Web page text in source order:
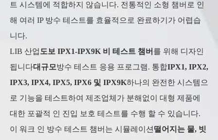
트 시스템에 적합하지 않습니다. 전통적인 소형 챔버로 인
해 여러 IP 방수 테스트를 효율적으로 완료하기가 어렵습
니다.
LIB 산업 도보 IPX1-IPX9K 비 테스트 챔버 를 위해 디자인
됩니다대규모방수 테스트 응용 프로그램. 통합IPX1, IPX2,
IPX3, IPX4, IPX5, IPX6 및 IPX9K하나의 완전한 시스템으
로 기능을 테스트하여 제조업체가 분해없이 대형 제품에
대한 포괄적 인 진입 보호 테스트를 수행 할 수 있습니다.
이 워크 인 방수 테스트 챔버는 시뮬레이션 떨어지는 물, 빗